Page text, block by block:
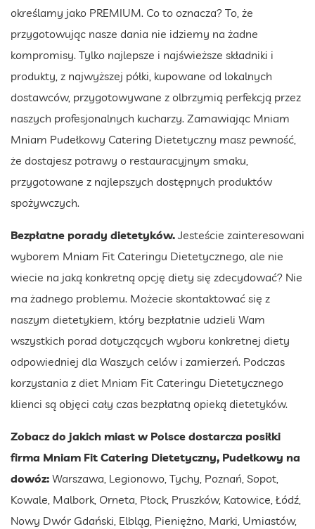
określamy jako PREMIUM. Co to oznacza? To, że
przygotowując nasze dania nie idziemy na żadne
kompromisy. Tylko najlepsze i najświeższe składniki i
produkty, z najwyższej półki, kupowane od lokalnych
dostawców, przygotowywane z olbrzymią perfekcją przez
naszych profesjonalnych kucharzy. Zamawiając Mniam
Mniam Pudełkowy Catering Dietetyczny masz pewność,
że dostajesz potrawy o restauracyjnym smaku,
przygotowane z najlepszych dostępnych produktów
spożywczych.
Bezpłatne porady dietetyków. Jesteście zainteresowani
wyborem Mniam Fit Cateringu Dietetycznego, ale nie
wiecie na jaką konkretną opcję diety się zdecydować? Nie
ma żadnego problemu. Możecie skontaktować się z
naszym dietetykiem, który bezpłatnie udzieli Wam
wszystkich porad dotyczących wyboru konkretnej diety
odpowiedniej dla Waszych celów i zamierzeń. Podczas
korzystania z diet Mniam Fit Cateringu Dietetycznego
klienci są objęci cały czas bezpłatną opieką dietetyków.
Zobacz do jakich miast w Polsce dostarcza posiłki
firma Mniam Fit Catering Dietetyczny, Pudełkowy na
dowóz: Warszawa, Legionowo, Tychy, Poznań, Sopot,
Kowale, Malbork, Orneta, Płock, Pruszków, Katowice, Łódź,
Nowy Dwór Gdański, Elbląg, Pieniężno, Marki, Umiastów,